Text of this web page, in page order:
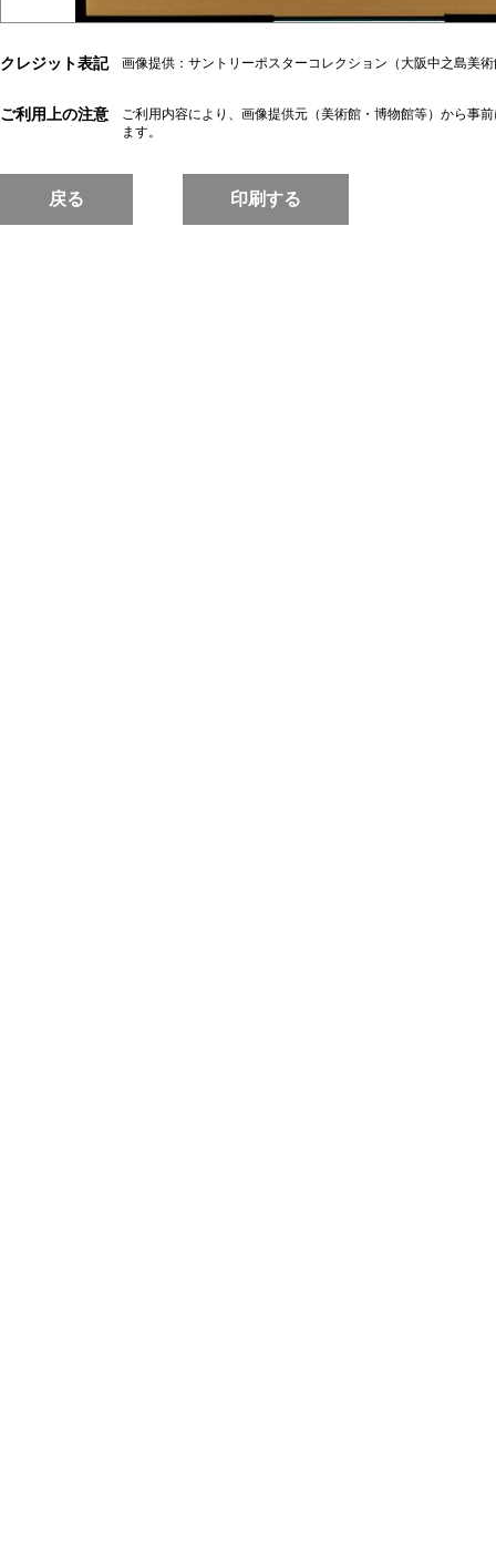
クレジット表記 画像提供：サントリーポスターコレクション（大阪中之島美
ご利用上の注意
ご利用内容により、画像提供元（美術館・博物館等）から事
ます。
戻る 印刷する